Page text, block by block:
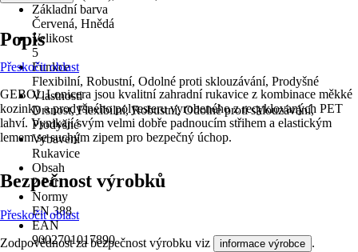
Základní barva
Červená, Hnědá
Velikost
5
Funkce
Flexibilní, Robustní, Odolné proti sklouzávání, Prodyšné
Vlastnosti
Drsnost, Flexibilní, Robustní, Odolné proti sklouzávání,
Prodyšné
Vybavení
Rukavice
Obsah
2 Pár
Normy
EN 388
EAN
9002701017890
Popis
Přeskočit oblast
GEBOL Lonicera jsou kvalitní zahradní rukavice z kombinace měkké
kozinky a prodyšného polyesteru vyrobeného z recyklovaných PET
lahví. Vynikají svým velmi dobře padnoucím střihem a elastickým
lemem se suchým zipem pro bezpečný úchop.
Bezpečnost výrobků
Přeskočit oblast
Zodpovědnost za bezpečnost výrobku viz informace výrobce .